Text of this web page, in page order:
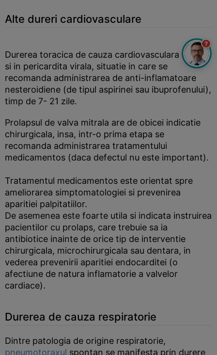
Alte dureri cardiovasculare
Durerea toracica de cauza cardiovasculara apare
si in pericardita virala, situatie in care se
recomanda administrarea de anti-inflamatoare
nesteroidiene (de tipul aspirinei sau ibuprofenului),
timp de 7- 21 zile.
Prolapsul de valva mitrala are de obicei indicatie
chirurgicala, insa, intr-o prima etapa se
recomanda administrarea tratamentului
medicamentos (daca defectul nu este important).
Tratamentul medicamentos este orientat spre
ameliorarea simptomatologiei si prevenirea
aparitiei palpitatiilor.
De asemenea este foarte utila si indicata instruirea
pacientilor cu prolaps, care trebuie sa ia
antibiotice inainte de orice tip de interventie
chirurgicala, microchirurgicala sau dentara, in
vederea prevenirii aparitiei endocarditei (o
afectiune de natura inflamatorie a valvelor
cardiace).
Durerea de cauza respiratorie
Dintre patologia de origine respiratorie,
pneumotoraxul spontan se manifesta prin durere
?